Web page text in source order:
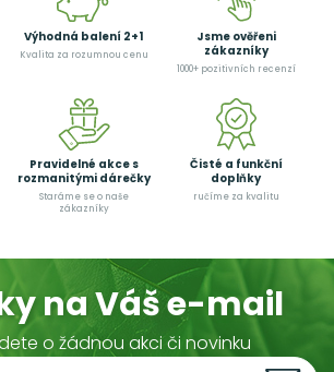
Výhodná balení 2+1
Kvalita za rozumnou cenu
Jsme ověřeni
zákazníky
1000+ pozitivních recenzí
Pravidelné akce s
rozmanitými dárečky
Staráme se o naše
zákazníky
Čisté a funkční
doplňky
ručíme za kvalitu
na Váš e-mail
o žádnou akci či novinku